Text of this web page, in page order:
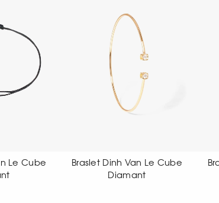
Van Le Cube
Braslet Dinh Van Le Cube
Diamant